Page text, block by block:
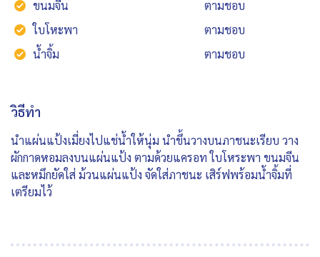
ขนมจีน
ตามชอบ
ใบโหะพา
ตามชอบ
น้ำจิ้ม
ตามชอบ
วิธีทำ
นำแผ่นแป้งเมี่ยงไปแช่น้ำให้นุ่ม นำขึ้นวางบนภาชนะเรียบ วาง
ผักกาดหอมลงบนแผ่นแป้ง ตามด้วยแครอท ใบโหระพา ขนมจีน
และหมึกยัดใส่ ม้วนแผ่นแป้ง จัดใส่ภาชนะ เสิร์ฟพร้อมน้ำจิ้มที่
เตรียมไว้